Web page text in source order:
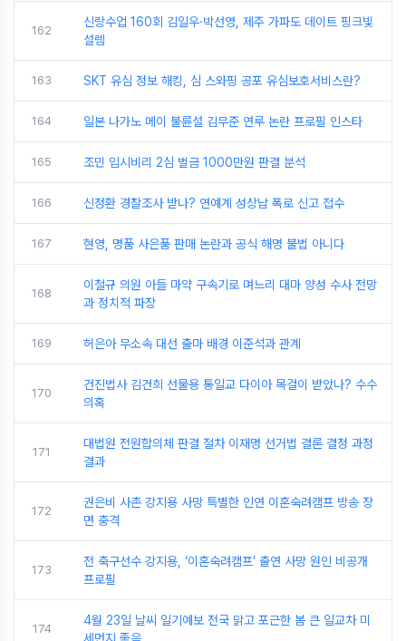
162
신랑수업 160회 김일우·박선영, 제주 가파도 데이트 핑크빛
설렘
163 SKT 유심 정보 해킹, 심 스와핑 공포 유심보호서비스란?
164 일본 나가노 메이 불륜설 김무준 연루 논란 프로필 인스타
165 조민 입시비리 2심 벌금 1000만원 판결 분석
166 신정환 경찰조사 받나? 연예계 성상납 폭로 신고 접수
167 현영, 명품 사은품 판매 논란과 공식 해명 불법 아니다
168
이철규 의원 아들 마약 구속기로 며느리 대마 양성 수사 전망
과 정치적 파장
169 허은아 무소속 대선 출마 배경 이준석과 관계
170
건진법사 김건희 선물용 통일교 다이아 목걸이 받았나? 수수
의혹
171
대법원 전원합의체 판결 절차 이재명 선거법 결론 결정 과정
결과
172
권은비 사촌 강지용 사망 특별한 인연 이혼숙려캠프 방송 장
면 충격
173
전 축구선수 강지용, ‘이혼숙려캠프’ 출연 사망 원인 비공개
프로필
174
4월 23일 날씨 일기예보 전국 맑고 포근한 봄 큰 일교차 미